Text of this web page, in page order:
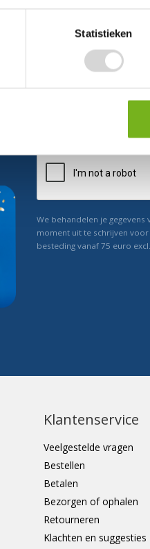
Statistieken
We behandelen je gegevens
moment uit te schrijven
besteding vanaf 75 euro
Klantenservice
Veelgestelde vragen
Bestellen
Betalen
Bezorgen of ophalen
Retourneren
Klachten en suggesties